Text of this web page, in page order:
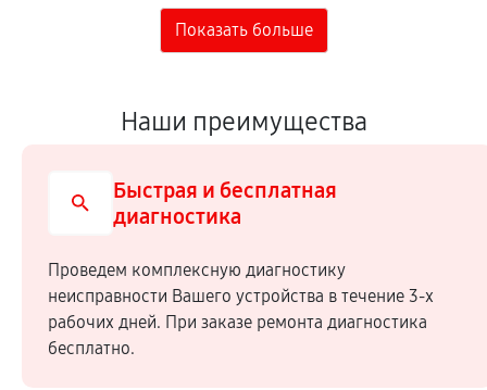
Наши преимущества
Быстрая и бесплатная
диагностика
Проведем комплексную диагностику
неисправности Вашего устройства в течение 3-х
рабочих дней. При заказе ремонта диагностика
бесплатно.